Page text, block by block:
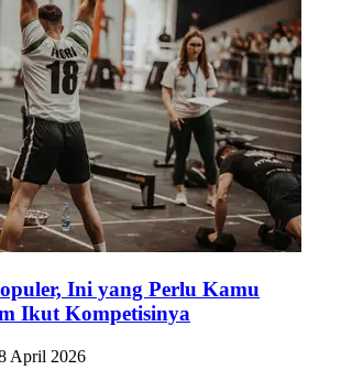
Ini yang Perlu Kamu
Ikut Kompetisinya
April 2026